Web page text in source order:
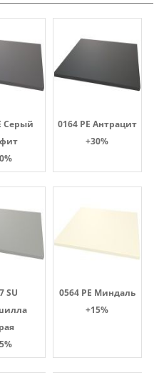
Серый
0164 PE Антрацит
+30%
SU
0564 PE Миндаль
+15%